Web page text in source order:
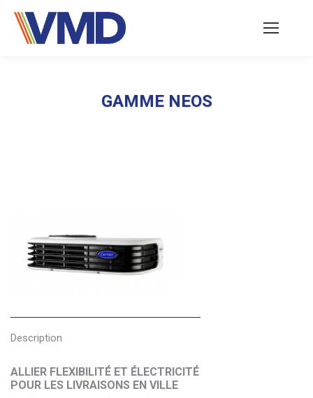
GAMME NEOS
Description
ALLIER FLEXIBILITÉ ET ÉLECTRICITÉ
POUR LES LIVRAISONS EN VILLE